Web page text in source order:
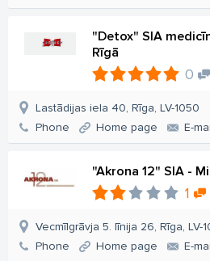
"Detox" SIA
Rīgā
0
Lastādijas iela 40, Rīga, LV-1050
Phone
Home page E-
"Akrona 12" SIA -
1
Vecmīlgrāvja 5. līnija 26, Rīga, LV-
Phone
Home page E-